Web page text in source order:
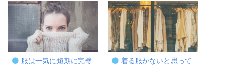
服は一気に短期に完璧
着る服がないと思って